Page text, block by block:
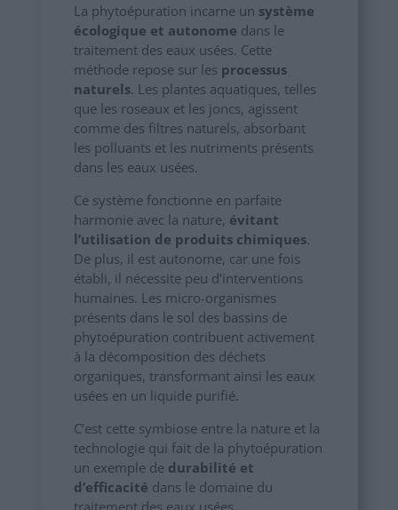
La phytoépuration incarne un système
écologique et autonome dans le
traitement des eaux usées. Cette
méthode repose sur les processus
naturels. Les plantes aquatiques, telles
que les roseaux et les joncs, agissent
comme des filtres naturels, absorbant
les polluants et les nutriments présents
dans les eaux usées.
Ce système fonctionne en parfaite
harmonie avec la nature, évitant
l’utilisation de produits chimiques.
De plus, il est autonome, car une fois
établi, il nécessite peu d’interventions
humaines. Les micro-organismes
présents dans le sol des bassins de
phytoépuration contribuent activement
à la décomposition des déchets
organiques, transformant ainsi les eaux
usées en un liquide purifié.
C’est cette symbiose entre la nature et la
technologie qui fait de la phytoépuration
un exemple de durabilité et
d’efficacité dans le domaine du
traitement des eaux usées.